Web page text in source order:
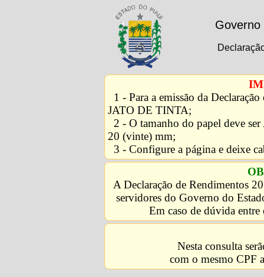
1 - Para a emissão da
JATO DE TINTA;
2 - O tamanho do papel deve
20 (vinte) mm;
3 - Configure a página e deixe
A Declaração de Rendimentos
servidores do Governo do
Em caso de dúvida entre
Nesta consulta
com o mesmo CPF